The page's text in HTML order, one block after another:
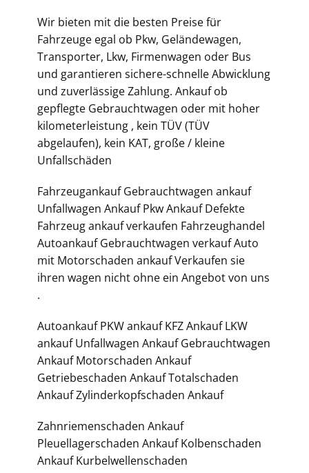
Wir bieten mit die besten Preise für
Fahrzeuge egal ob Pkw, Geländewagen,
Transporter, Lkw, Firmenwagen oder Bus
und garantieren sichere-schnelle Abwicklung
und zuverlässige Zahlung. Ankauf ob
gepflegte Gebrauchtwagen oder mit hoher
kilometerleistung , kein TÜV (TÜV
abgelaufen), kein KAT, große / kleine
Unfallschäden
Fahrzeugankauf Gebrauchtwagen ankauf
Unfallwagen Ankauf Pkw Ankauf Defekte
Fahrzeug ankauf verkaufen Fahrzeughandel
Autoankauf Gebrauchtwagen verkauf Auto
mit Motorschaden ankauf Verkaufen sie
ihren wagen nicht ohne ein Angebot von uns
.
Autoankauf PKW ankauf KFZ Ankauf LKW
ankauf Unfallwagen Ankauf Gebrauchtwagen
Ankauf Motorschaden Ankauf
Getriebeschaden Ankauf Totalschaden
Ankauf Zylinderkopfschaden Ankauf
Zahnriemenschaden Ankauf
Pleuellagerschaden Ankauf Kolbenschaden
Ankauf Kurbelwellenschaden